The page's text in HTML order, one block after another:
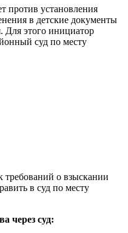
против установления
в детские документы
Для этого инициатор
суд по месту
о взыскании
в суд по месту
через суд: